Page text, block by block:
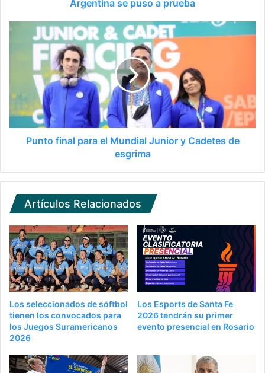
Argentina se puso a prueba
Punto final para el Mundial Junior y Cadetes de
esgrima
Artículos Relacionados
Los seleccionados de sóftbol
tienen los convocados para
los Juegos Suramericanos
2026
Los Esports de Santa Fe
2026 tendrán su primer
evento presencial en Rosario